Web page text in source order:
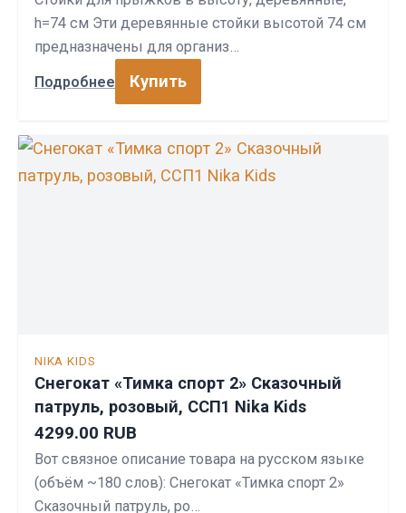
h=74 см Эти деревянные стойки высотой 74 см
предназначены для организ…
Подробнее Купить
NIKA KIDS
Снегокат «Тимка спорт 2» Сказочный
патруль, розовый, ССП1 Nika Kids
4299.00 RUB
Вот связное описание товара на русском языке
(объём ~180 слов): Снегокат «Тимка спорт 2»
Сказочный патруль, ро…